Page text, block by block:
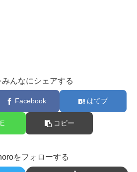
んなにシェアする
Facebook はてブ
コピー
をフォローする